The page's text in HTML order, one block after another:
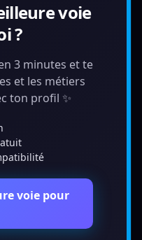
voie
?
3 minutes et te
et les métiers
ton profil ✨
voie pour